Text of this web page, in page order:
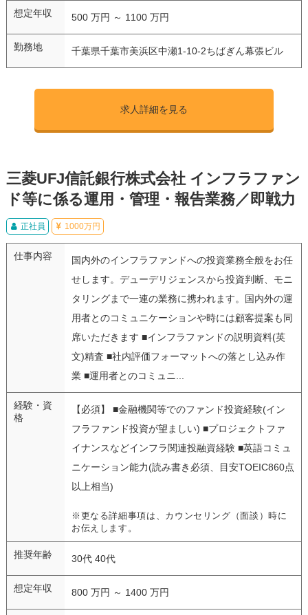
想定年収 500 万円 ～ 1100 万円
勤務地 千葉県千葉市美浜区中瀬1-10-2ちばぎん幕張ビル
求人詳細を見る
三菱UFJ信託銀行株式会社 インフラファン
ド等に係る運用・管理・報告業務／即戦力
正社員 1000万円
仕事内容
国内外のインフラファンドへの投資業務全般をお任
せします。デューデリジェンスから投資判断、モニ
タリングまで一連の業務に携われます。国内外の運
用者とのコミュニケーションや時には顧客提案も同
席いただきます ■インフラファンドの説明資料(英
文)精査 ■社内評価フォーマットへの落とし込み作
業 ■運用者とのコミュニ...
経験・資
格
【必須】 ■金融機関等でのファンド投資経験(イン
フラファンド投資が望ましい) ■プロジェクトファ
イナンスなどインフラ関連投融資経験 ■英語コミュ
ニケーション能力(読み書き必須、目安TOEIC860点
以上相当)
※更なる詳細事項は、カウンセリング（面談）時に
お伝えします。
推奨年齢 30代 40代
想定年収 800 万円 ～ 1400 万円